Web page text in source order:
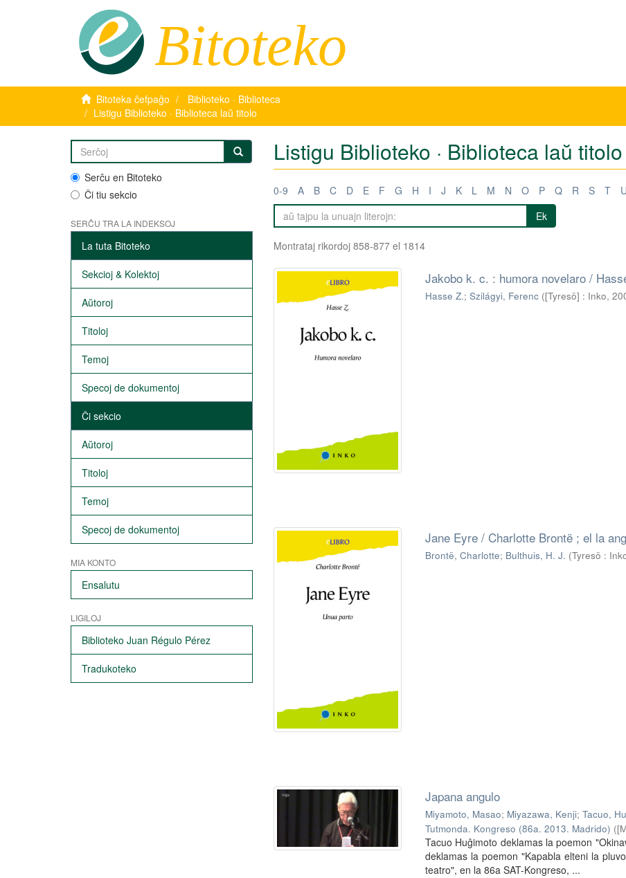
Bitoteko
Bitoteka ĉefpaĝo
Biblioteko · Biblioteca
Listigu Biblioteko · Biblioteca laŭ titolo
Serĉu en Bitoteko
Ĉi tiu sekcio
SERĈU TRA LA INDEKSOJ
La tuta Bitoteko
Sekcioj & Kolektoj
Aŭtoroj
Titoloj
Temoj
Specoj de dokumentoj
Ĉi sekcio
Aŭtoroj
Titoloj
Temoj
Specoj de dokumentoj
MIA KONTO
Ensalutu
LIGILOJ
Biblioteko Juan Régulo Pérez
Tradukoteko
Listigu Biblioteko · Biblioteca laŭ titolo
0-9 A B C D E F G H I J K L M N O P Q R S T U
Ek
Montrataj rikordoj 858-877 el 1814
Jakobo k. c. : humora novelaro /
Hasse Z.; Szilágyi, Ferenc ([Tyresö] : Inko,
Jane Eyre / Charlotte Brontë ; el la
Brontë, Charlotte; Bulthuis, H. J. (Tyresö :
Japana angulo
Miyamoto, Masao; Miyazawa, Kenji; Tacuo,
Tutmonda. Kongreso (86a. 2013. Madrido) (
Tacuo Huĝimoto deklamas la poemon
deklamas la poemon "Kapabla elteni la
teatro", en la 86a SAT-Kongreso, ...